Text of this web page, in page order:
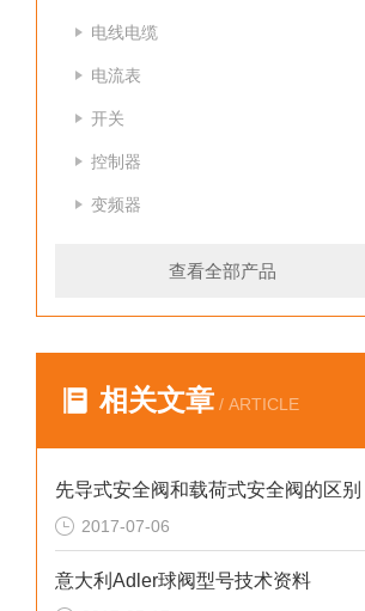
电线电缆
电流表
开关
控制器
变频器
查看全部产品
相关文章 / ARTICLE
先导式安全阀和载荷式安全阀的区别
2017-07-06
意大利Adler球阀型号技术资料